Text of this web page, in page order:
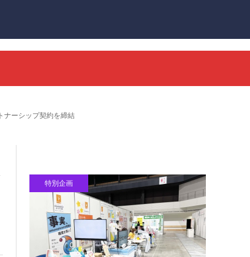
ナーシップ契約を締結
特別企画